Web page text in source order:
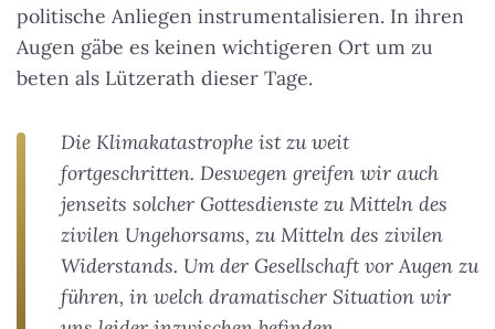
politische Anliegen instrumentalisieren. In ihren
Augen gäbe es keinen wichtigeren Ort um zu
beten als Lützerath dieser Tage.
Die Klimakatastrophe ist zu weit
fortgeschritten. Deswegen greifen wir auch
jenseits solcher Gottesdienste zu Mitteln des
zivilen Ungehorsams, zu Mitteln des zivilen
Widerstands. Um der Gesellschaft vor Augen zu
führen, in welch dramatischer Situation wir